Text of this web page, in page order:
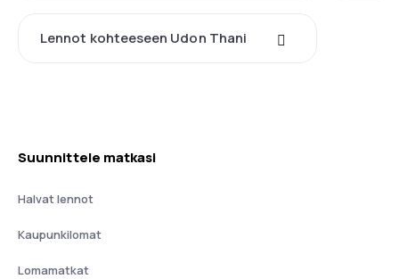
Lennot kohteeseen Udon Thani
Suunnittele matkasi
Halvat lennot
Kaupunkilomat
Lomamatkat